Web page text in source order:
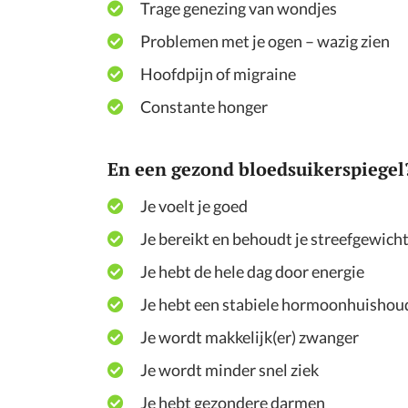
Trage genezing van wondjes
Problemen met je ogen – wazig zien
Hoofdpijn of migraine
Constante honger
En een gezond
Je voelt je goed
Je bereikt en behoudt je streefgewicht
Je hebt de hele dag door energie
Je hebt een stabiele
Je wordt makkelijk(er) zwanger
Je wordt minder snel ziek
Je hebt gezondere darmen